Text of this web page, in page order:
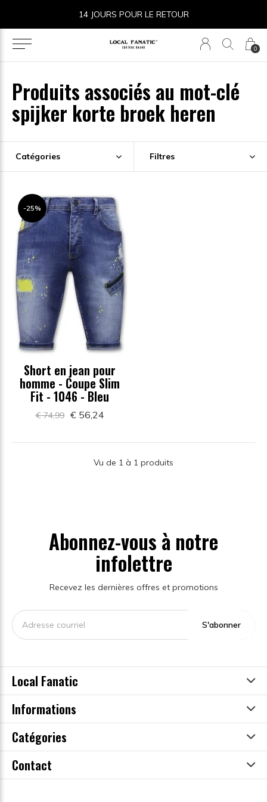
0
14 JOURS POUR LE RETOUR
Produits associés au mot-clé
spijker korte broek heren
Catégories Filtres
-25%
Short en jean pour
homme - Coupe Slim
Fit - 1046 - Bleu
€ 74,99 € 56,24
Vu de 1 à 1 produits
Abonnez-vous à notre
infolettre
Recevez les dernières offres et promotions
S'abonner
Local Fanatic
Informations
Catégories
Contact